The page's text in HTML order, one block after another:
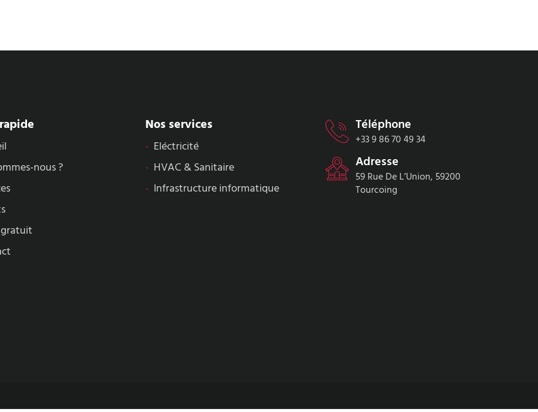
nous ?
Nos services
Eléctricité
HVAC & Sanitaire
Infrastructure informatique
Téléphone
+33 9 86 70 49 34
Adresse
59 Rue De L’Union, 59200
Tourcoing